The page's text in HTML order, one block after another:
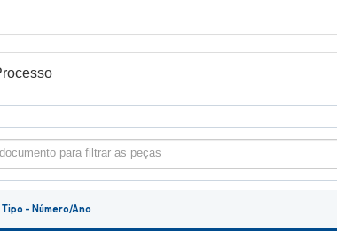
para filtrar as peças
Tipo - Número/Ano